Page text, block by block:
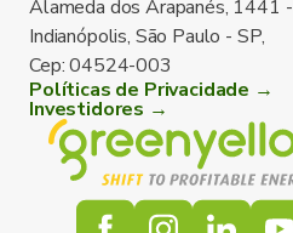
Alameda dos Arapanés, 1441 -
Indianópolis, São Paulo - SP,
Cep: 04524-003
Políticas de Privacidade →
Investidores →